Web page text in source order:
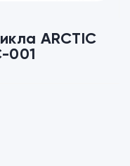
ARCTIC
001